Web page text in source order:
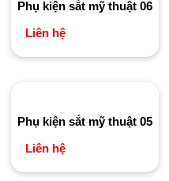
Phụ kiện sắt mỹ thuật 06
Liên hệ
Phụ kiện sắt mỹ thuật 05
Liên hệ